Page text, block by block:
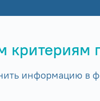
информацию в